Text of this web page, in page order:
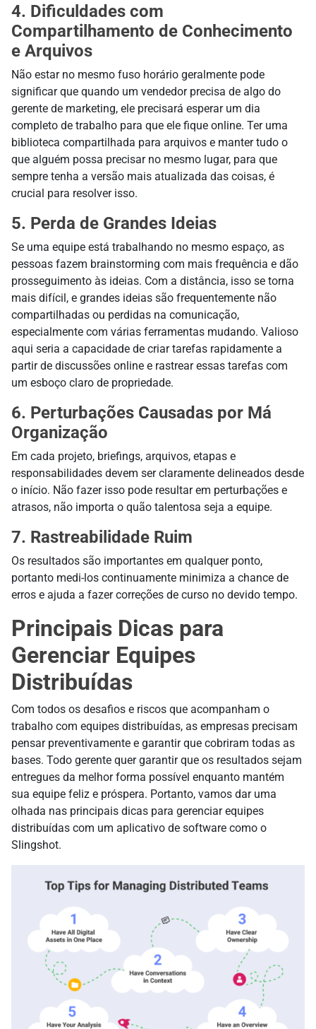
4. Dificuldades com
Compartilhamento de Conhecimento
e Arquivos
Não estar no mesmo fuso horário geralmente pode
significar que quando um vendedor precisa de algo do
gerente de marketing, ele precisará esperar um dia
completo de trabalho para que ele fique online. Ter uma
biblioteca compartilhada para arquivos e manter tudo o
que alguém possa precisar no mesmo lugar, para que
sempre tenha a versão mais atualizada das coisas, é
crucial para resolver isso.
5. Perda de Grandes Ideias
Se uma equipe está trabalhando no mesmo espaço, as
pessoas fazem brainstorming com mais frequência e dão
prosseguimento às ideias. Com a distância, isso se torna
mais difícil, e grandes ideias são frequentemente não
compartilhadas ou perdidas na comunicação,
especialmente com várias ferramentas mudando. Valioso
aqui seria a capacidade de criar tarefas rapidamente a
partir de discussões online e rastrear essas tarefas com
um esboço claro de propriedade.
6. Perturbações Causadas por Má
Organização
Em cada projeto, briefings, arquivos, etapas e
responsabilidades devem ser claramente delineados desde
o início. Não fazer isso pode resultar em perturbações e
atrasos, não importa o quão talentosa seja a equipe.
7. Rastreabilidade Ruim
Os resultados são importantes em qualquer ponto,
portanto medi-los continuamente minimiza a chance de
erros e ajuda a fazer correções de curso no devido tempo.
Principais Dicas para
Gerenciar Equipes
Distribuídas
Com todos os desafios e riscos que acompanham o
trabalho com equipes distribuídas, as empresas precisam
pensar preventivamente e garantir que cobriram todas as
bases. Todo gerente quer garantir que os resultados sejam
entregues da melhor forma possível enquanto mantém
sua equipe feliz e próspera. Portanto, vamos dar uma
olhada nas principais dicas para gerenciar equipes
distribuídas com um aplicativo de software como o
Slingshot.